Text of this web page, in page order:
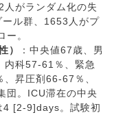
がランダム化の失
ル群、1653人がプ
。
）
：中央値67歳、男
科57-61％、緊急
昇圧剤66-67％、
団。ICU滞在の中央
4 [2-9]days。試験初